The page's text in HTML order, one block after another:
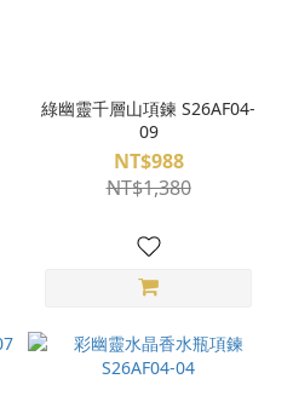
綠幽靈千層山項鍊 S26AF04-
09
NT$988
NT$1,380